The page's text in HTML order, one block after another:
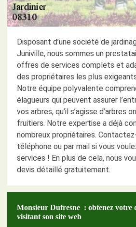
Disposant d’une société de
Juniville, nous sommes un
offres de services complets et
des propriétaires les plus
Notre équipe polyvalente
élagueurs qui peuvent assurer
vos arbres, qu’il s’agisse d’arbres
fruitiers. Notre expertise a déjà
nombreux propriétaires.
téléphone ou par mail si vous
services ! En plus de cela, nous
devis détaillé gratuitement.
Monsieur Dufresne : obtenez votre
visitant son site web